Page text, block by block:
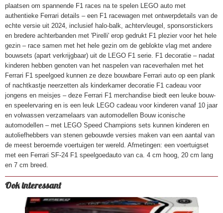
plaatsen om spannende F1 races na te spelen LEGO auto met
authentieke Ferrari details – een F1 racewagen met ontwerpdetails van de
echte versie uit 2024, inclusief halo-balk, achtervleugel, sponsorstickers
en bredere achterbanden met 'Pirelli' erop gedrukt F1 plezier voor het hele
gezin – race samen met het hele gezin om de geblokte vlag met andere
bouwsets (apart verkrijgbaar) uit de LEGO F1 serie. F1 decoratie – nadat
kinderen hebben genoten van het naspelen van raceverhalen met het
Ferrari F1 speelgoed kunnen ze deze bouwbare Ferrari auto op een plank
of nachtkastje neerzetten als kinderkamer decoratie F1 cadeau voor
jongens en meisjes – deze Ferrari F1 merchandise biedt een leuke bouw-
en speelervaring en is een leuk LEGO cadeau voor kinderen vanaf 10 jaar
en volwassen verzamelaars van automodellen Bouw iconische
automodellen – met LEGO Speed Champions sets kunnen kinderen en
autoliefhebbers van stenen gebouwde versies maken van een aantal van
de meest beroemde voertuigen ter wereld. Afmetingen: een voertuigset
met een Ferrari SF-24 F1 speelgoedauto van ca. 4 cm hoog, 20 cm lang
en 7 cm breed.
Ook interessant